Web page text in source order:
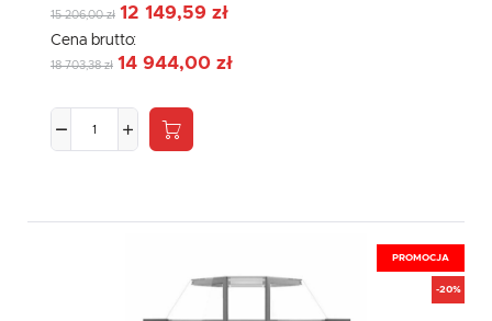
15 206,00 zł 12 149,59 zł
Cena brutto:
18 703,38 zł 14 944,00 zł
PROMOCJA
-20%